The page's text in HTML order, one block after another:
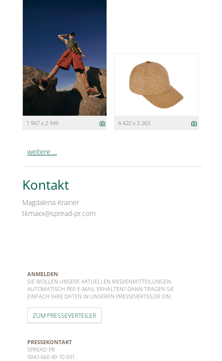
1 967 x 2 949 4 420 x 3 263
weitere ...
Kontakt
Magdalena Krainer
tkmaxx@spread-pr.com
ANMELDEN
SIE WOLLEN UNSERE AKTUELLEN MEDIENMITTEILUNGEN
AUTOMATISCH PER E-MAIL ERHALTEN? DANN TRAGEN SIE
EINFACH IHRE DATEN IN UNSEREN PRESSEVERTEILER EIN:
ZUM PRESSEVERTEILER
PRESSEKONTAKT
SPREAD PR
0043 660 49 70 931